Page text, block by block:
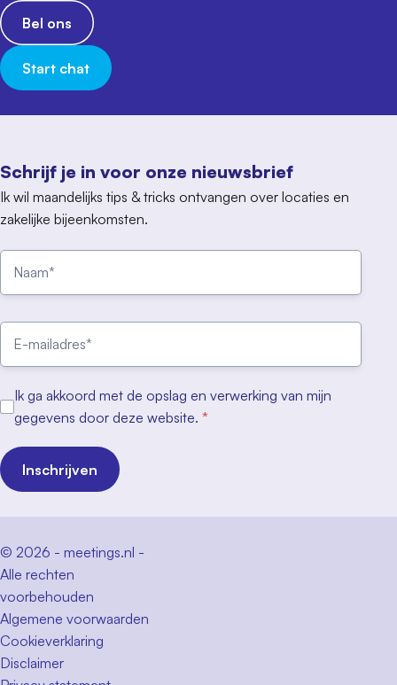
Schrijf je in voor onze nieuwsbrief
Ik wil maandelijks tips & tricks ontvangen over locaties en
zakelijke bijeenkomsten.
Ik ga akkoord met de opslag en verwerking van mijn
gegevens door deze website. *
Inschrijven
Bel ons
Start chat
© 2026 - meetings.nl -
Alle rechten
voorbehouden
Algemene voorwaarden
Cookieverklaring
Disclaimer